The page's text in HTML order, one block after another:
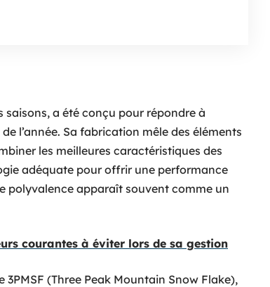
a été conçu pour répondre à
l’année. Sa fabrication mêle des éléments
les meilleures caractéristiques des
adéquate pour offrir une performance
polyvalence apparaît souvent comme un
courantes à éviter lors de sa gestion
(Three Peak Mountain Snow Flake),